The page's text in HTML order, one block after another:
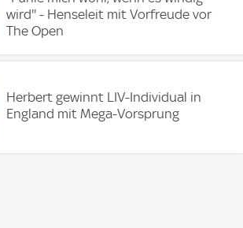
wird'' - Henseleit mit Vorfreude vor
The Open
Herbert gewinnt LIV-Individual in
England mit Mega-Vorsprung